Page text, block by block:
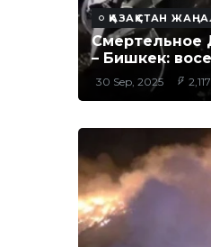
ҚАЗАҚСТАН
Смертельное
– Бишкек:
30 Sep, 2025